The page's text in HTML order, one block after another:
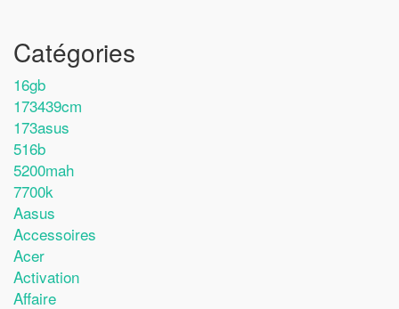
Catégories
16gb
173439cm
173asus
516b
5200mah
7700k
Aasus
Accessoires
Acer
Activation
Affaire